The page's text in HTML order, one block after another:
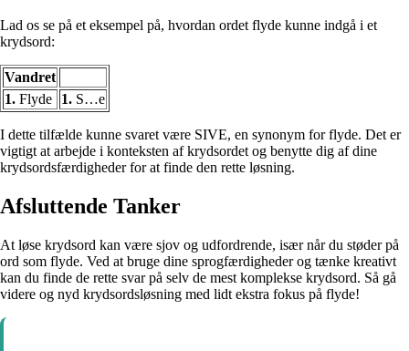
Lad os se på et eksempel på, hvordan ordet flyde kunne indgå i et
krydsord:
Vandret
1. Flyde 1. S…e
I dette tilfælde kunne svaret være SIVE, en synonym for flyde. Det er
vigtigt at arbejde i konteksten af krydsordet og benytte dig af dine
krydsordsfærdigheder for at finde den rette løsning.
Afsluttende Tanker
At løse krydsord kan være sjov og udfordrende, især når du støder på
ord som flyde. Ved at bruge dine sprogfærdigheder og tænke kreativt
kan du finde de rette svar på selv de mest komplekse krydsord. Så gå
videre og nyd krydsordsløsning med lidt ekstra fokus på flyde!